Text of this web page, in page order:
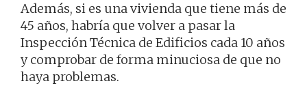
Además, si es una vivienda que tiene más de
45 años, habría que volver a pasar la
Inspección Técnica de Edificios cada 10 años
y comprobar de forma minuciosa de que no
haya problemas.